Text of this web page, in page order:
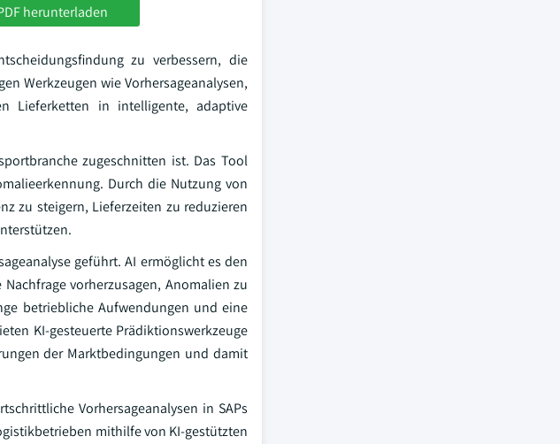
herunterladen
zu verbessern, die
Werkzeugen wie Vorhersageanalysen,
Lieferketten in intelligente, adaptive
zugeschnitten ist. Das Tool
Durch die Nutzung von
zu steigern, Lieferzeiten zu reduzieren
geführt. AI ermöglicht es den
vorherzusagen, Anomalien zu
betriebliche Aufwendungen und eine
KI-gesteuerte Prädiktionswerkzeuge
der Marktbedingungen und damit
Vorhersageanalysen in SAPs
mithilfe von KI-gestützten